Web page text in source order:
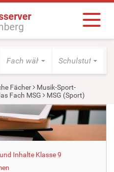
Fach wählen Schulstufe
Fächer
Musik-Sport-
Fach MSG MSG (Sport)
Inhalte Klasse 9